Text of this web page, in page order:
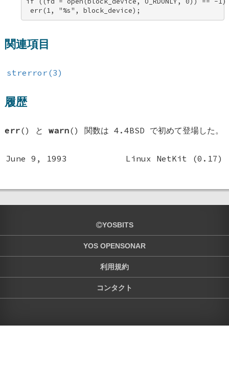
err(1, "%s", block_device);
関連項目
strerror(3)
履歴
err() とwarn() 関数は4.4BSD で初めて登場した。
June 9, 1993 Linux NetKit (0.17)
YOSBITS
YOS OPENSONAR
利用規約
コンタクト